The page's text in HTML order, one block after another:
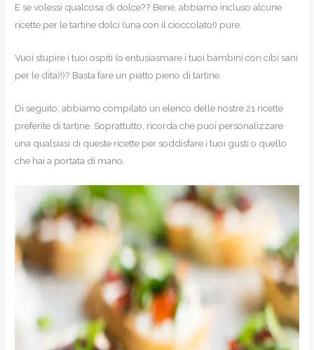
E se volessi qualcosa di dolce?? Bene, abbiamo incluso alcune
ricette per le tartine dolci (una con il cioccolato!) pure.
Vuoi stupire i tuoi ospiti (o entusiasmare i tuoi bambini con cibi sani
per le dita)!)? Basta fare un piatto pieno di tartine.
Di seguito, abbiamo compilato un elenco delle nostre 21 ricette
preferite di tartine. Soprattutto, ricorda che puoi personalizzare
una qualsiasi di queste ricette per soddisfare i tuoi gusti o quello
che hai a portata di mano.